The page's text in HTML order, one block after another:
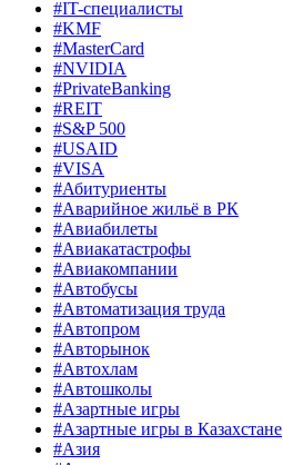
#IT-специалисты
#KMF
#MasterCard
#NVIDIA
#PrivateBanking
#REIT
#S&P 500
#USAID
#VISA
#Абитуриенты
#Аварийное жильё в РК
#Авиабилеты
#Авиакатастрофы
#Авиакомпании
#Автобусы
#Автоматизация труда
#Автопром
#Авторынок
#Автохлам
#Автошколы
#Азартные игры
#Азартные игры в Казахстане
#Азия